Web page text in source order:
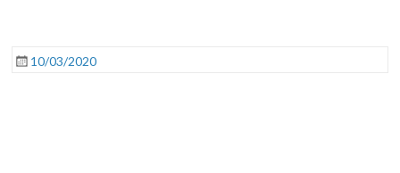
10/03/2020